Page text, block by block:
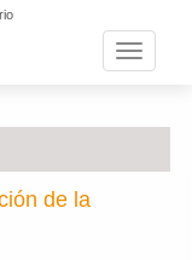
Toggle
de la